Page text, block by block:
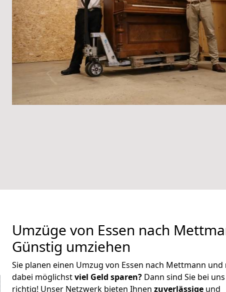
Umzüge von Essen nach
Günstig umziehen
Sie planen einen Umzug von Essen nach Mettmann
dabei möglichstviel Geld sparen? Dann sind Sie bei
richtig! Unser Netzwerk bieten Ihnen zuverlässige und